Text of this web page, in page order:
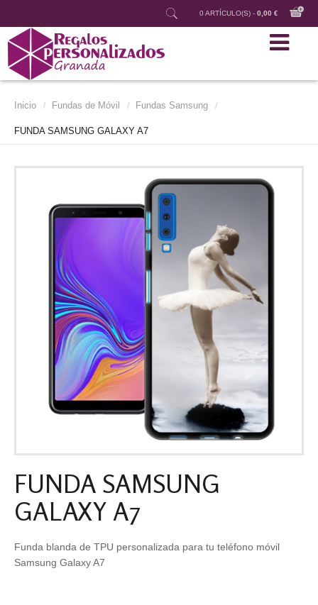
0 ARTÍCULO(S) - 0,00 €
Inicio / Fundas de Móvil / Fundas Samsung /
FUNDA SAMSUNG GALAXY A7
FUNDA SAMSUNG
GALAXY A7
Funda blanda de TPU personalizada para tu teléfono móvil
Samsung Galaxy A7